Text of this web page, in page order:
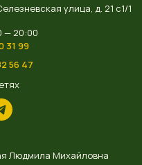
улица, д. 21 с1/1
— 20:00
31 99
56 47
Людмила Михайловна